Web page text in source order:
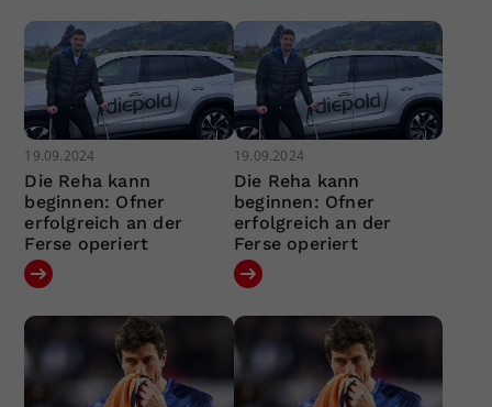
19.09.2024
Die Reha kann
beginnen: Ofner
erfolgreich an der
Ferse operiert
19.09.2024
Die Reha kann
beginnen: Ofner
erfolgreich an der
Ferse operiert